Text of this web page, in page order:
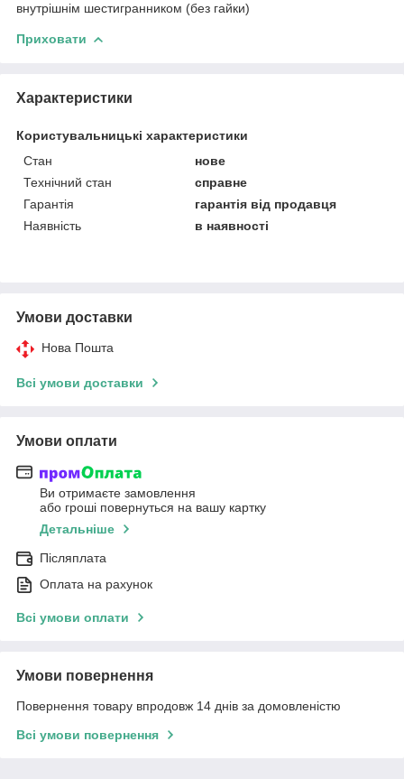
внутрішнім шестигранником (без гайки)
Приховати
Характеристики
Користувальницькі характеристики
Стан
нове
Технічний стан
справне
Гарантія
гарантія від продавця
Наявність
в наявності
Умови доставки
Нова Пошта
Всі умови доставки
Умови оплати
Ви отримаєте замовлення
або гроші повернуться на вашу картку
Детальніше
Післяплата
Оплата на рахунок
Всі умови оплати
Умови повернення
Повернення товару впродовж 14 днів за домовленістю
Всі умови повернення